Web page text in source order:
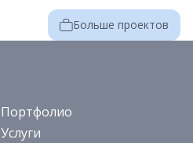
Больше проектов
Портфолио
Услуги